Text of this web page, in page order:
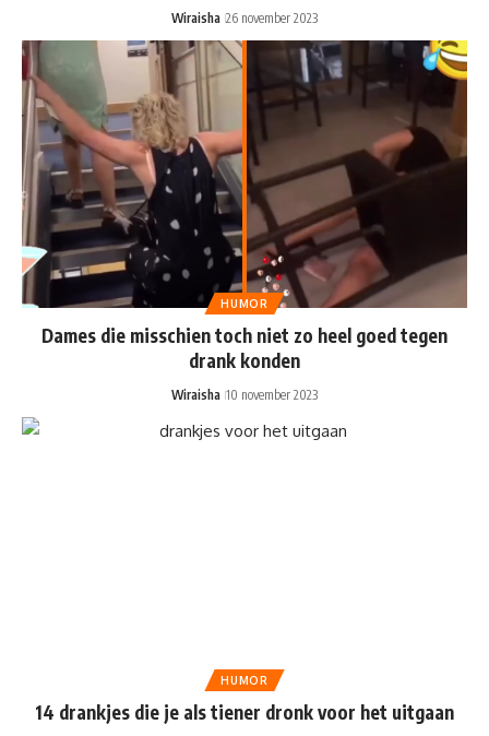
Wiraisha 26 november 2023
HUMOR
Dames die misschien toch niet zo heel goed tegen
drank konden
Wiraisha 10 november 2023
HUMOR
14 drankjes die je als tiener dronk voor het uitgaan